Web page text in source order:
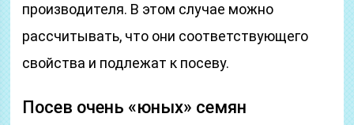
производителя. В этом случае можно
рассчитывать, что они соответствующего
свойства и подлежат к посеву.
Посев очень «юных» семян